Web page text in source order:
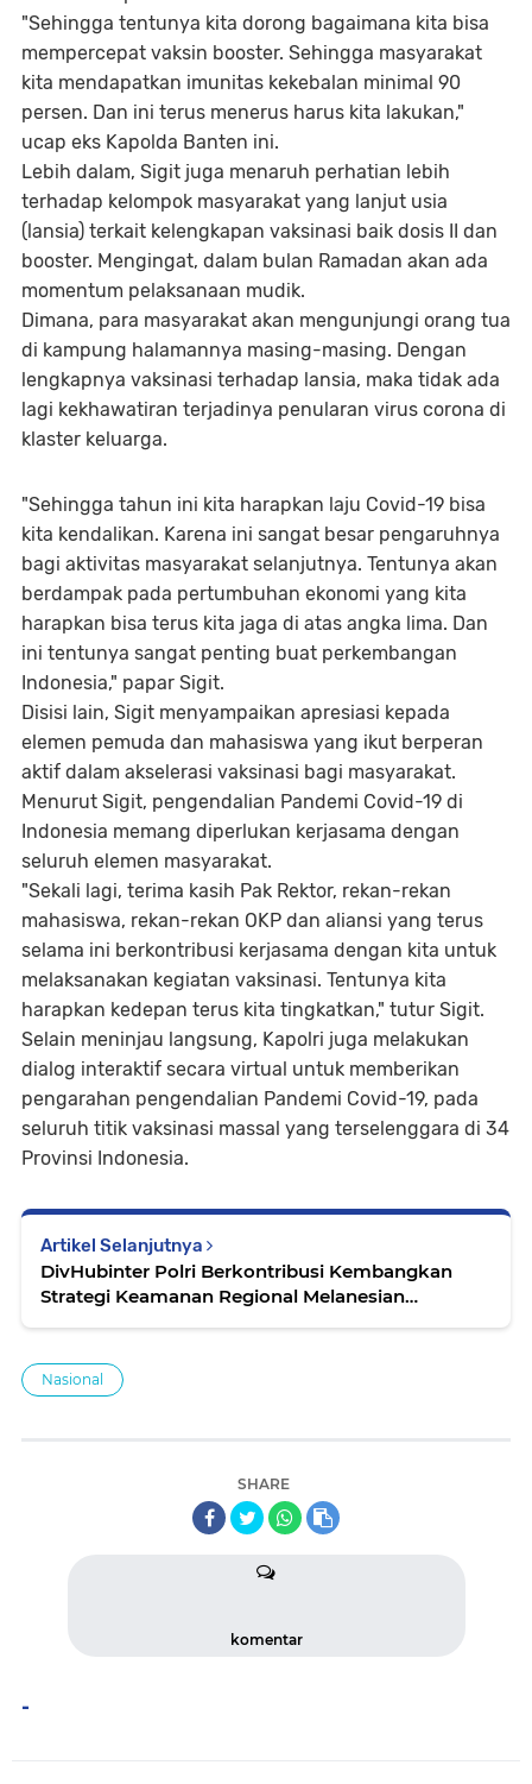
"Sehingga tentunya kita dorong bagaimana kita bisa
mempercepat vaksin booster. Sehingga masyarakat
kita mendapatkan imunitas kekebalan minimal 90
persen. Dan ini terus menerus harus kita lakukan,"
ucap eks Kapolda Banten ini.
Lebih dalam, Sigit juga menaruh perhatian lebih
terhadap kelompok masyarakat yang lanjut usia
(lansia) terkait kelengkapan vaksinasi baik dosis II dan
booster. Mengingat, dalam bulan Ramadan akan ada
momentum pelaksanaan mudik.
Dimana, para masyarakat akan mengunjungi orang tua
di kampung halamannya masing-masing. Dengan
lengkapnya vaksinasi terhadap lansia, maka tidak ada
lagi kekhawatiran terjadinya penularan virus corona di
klaster keluarga.
"Sehingga tahun ini kita harapkan laju Covid-19 bisa
kita kendalikan. Karena ini sangat besar pengaruhnya
bagi aktivitas masyarakat selanjutnya. Tentunya akan
berdampak pada pertumbuhan ekonomi yang kita
harapkan bisa terus kita jaga di atas angka lima. Dan
ini tentunya sangat penting buat perkembangan
Indonesia," papar Sigit.
Disisi lain, Sigit menyampaikan apresiasi kepada
elemen pemuda dan mahasiswa yang ikut berperan
aktif dalam akselerasi vaksinasi bagi masyarakat.
Menurut Sigit, pengendalian Pandemi Covid-19 di
Indonesia memang diperlukan kerjasama dengan
seluruh elemen masyarakat.
"Sekali lagi, terima kasih Pak Rektor, rekan-rekan
mahasiswa, rekan-rekan OKP dan aliansi yang terus
selama ini berkontribusi kerjasama dengan kita untuk
melaksanakan kegiatan vaksinasi. Tentunya kita
harapkan kedepan terus kita tingkatkan," tutur Sigit.
Selain meninjau langsung, Kapolri juga melakukan
dialog interaktif secara virtual untuk memberikan
pengarahan pengendalian Pandemi Covid-19, pada
seluruh titik vaksinasi massal yang terselenggara di 34
Provinsi Indonesia.
Artikel Selanjutnya
DivHubinter Polri Berkontribusi Kembangkan
Strategi Keamanan Regional Melanesian
Nasional
SHARE
komentar
-